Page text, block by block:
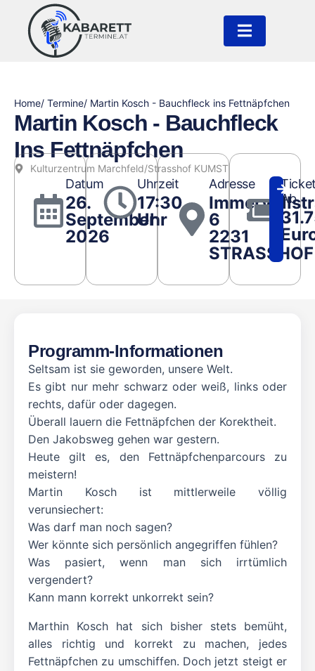
Home/ Termine/ Martin Kosch - Bauchfleck ins Fettnäpfchen
Martin Kosch - Bauchfleck
Ins Fettnäpfchen
Kulturzentrum Marchfeld/Strasshof KUMST
Datum
26.
September
2026
Uhrzeit
17:30
Uhr
Adresse
6
2231
STRASSHOF
Ab
Programm-Informationen
Seltsam ist sie geworden, unsere Welt.
Es gibt nur mehr schwarz oder weiß, links oder
rechts, dafür oder dagegen.
Überall lauern die Fettnäpfchen der Korektheit.
Den Jakobsweg gehen war gestern.
Heute gilt es, den Fettnäpfchenparcours zu
meistern!
Martin Kosch ist mittlerweile völlig
verunsiechert:
Was darf man noch sagen?
Wer könnte sich persönlich angegriffen fühlen?
Was pasiert, wenn man sich irrtümlich
vergendert?
Kann mann korrekt unkorrekt sein?
Marthin Kosch hat sich bisher stets bemüht,
alles richtig und korrekt zu machen, jedes
Fettnäpfchen zu umschiffen. Doch jetzt steigt er